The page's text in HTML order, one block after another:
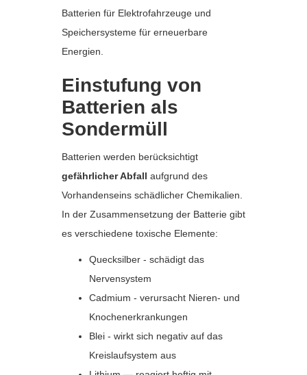
Batterien für Elektrofahrzeuge und
Speichersysteme für erneuerbare
Energien.
Einstufung von
Batterien als
Sondermüll
Batterien werden berücksichtigt
gefährlicher Abfall aufgrund des
Vorhandenseins schädlicher Chemikalien.
In der Zusammensetzung der Batterie gibt
es verschiedene toxische Elemente:
Quecksilber - schädigt das
Nervensystem
Cadmium - verursacht Nieren- und
Knochenerkrankungen
Blei - wirkt sich negativ auf das
Kreislaufsystem aus